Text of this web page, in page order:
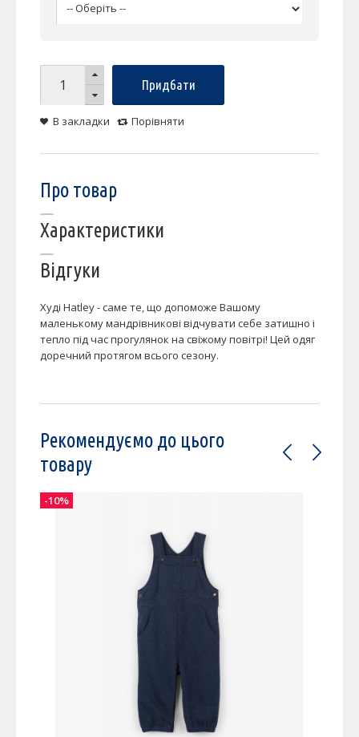
Придбати
В закладки Порівняти
Про товар
Характеристики
Відгуки
Худі Hatley - саме те, що допоможе Вашому
маленькому мандрівникові відчувати себе затишно і
тепло під час прогулянок на свіжому повітрі! Цей одяг
доречний протягом всього сезону.
Рекомендуємо до цього
товару
-10%